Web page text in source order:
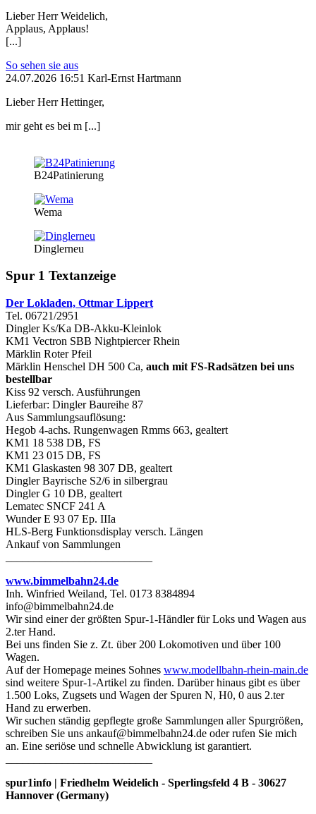
Lieber Herr Weidelich,
Applaus, Applaus!
[...]
So sehen sie aus
24.07.2026 16:51 Karl-Ernst Hartmann
Lieber Herr Hettinger,
mir geht es bei m [...]
B24Patinierung
Wema
Dinglerneu
Spur 1 Textanzeige
Der Lokladen, Ottmar Lippert
Tel. 06721/2951
Dingler Ks/Ka DB-Akku-Kleinlok
KM1 Vectron SBB Nightpiercer Rhein
Märklin Roter Pfeil
Märklin Henschel DH 500 Ca, auch mit FS-Radsätzen bei uns
bestellbar
Kiss 92 versch. Ausführungen
Lieferbar: Dingler Baureihe 87
Aus Sammlungsauflösung:
Hegob 4-achs. Rungenwagen Rmms 663, gealtert
KM1 18 538 DB, FS
KM1 23 015 DB, FS
KM1 Glaskasten 98 307 DB, gealtert
Dingler Bayrische S2/6 in silbergrau
Dingler G 10 DB, gealtert
Lematec SNCF 241 A
Wunder E 93 07 Ep. IIIa
HLS-Berg Funktionsdisplay versch. Längen
Ankauf von Sammlungen
www.bimmelbahn24.de
Inh. Winfried Weiland, Tel. 0173 8384894
info@bimmelbahn24.de
Wir sind einer der größten Spur-1-Händler für Loks und Wagen aus
2.ter Hand.
Bei uns finden Sie z. Zt. über 200 Lokomotiven und über 100
Wagen.
Auf der Homepage meines Sohnes www.modellbahn-rhein-main.de
sind weitere Spur-1-Artikel zu finden. Darüber hinaus gibt es über
1.500 Loks, Zugsets und Wagen der Spuren N, H0, 0 aus 2.ter
Hand zu erwerben.
Wir suchen ständig gepflegte große Sammlungen aller Spurgrößen,
schreiben Sie uns ankauf@bimmelbahn24.de oder rufen Sie mich
an. Eine seriöse und schnelle Abwicklung ist garantiert.
spur1info | Friedhelm Weidelich - Sperlingsfeld 4 B - 30627
Hannover (Germany)